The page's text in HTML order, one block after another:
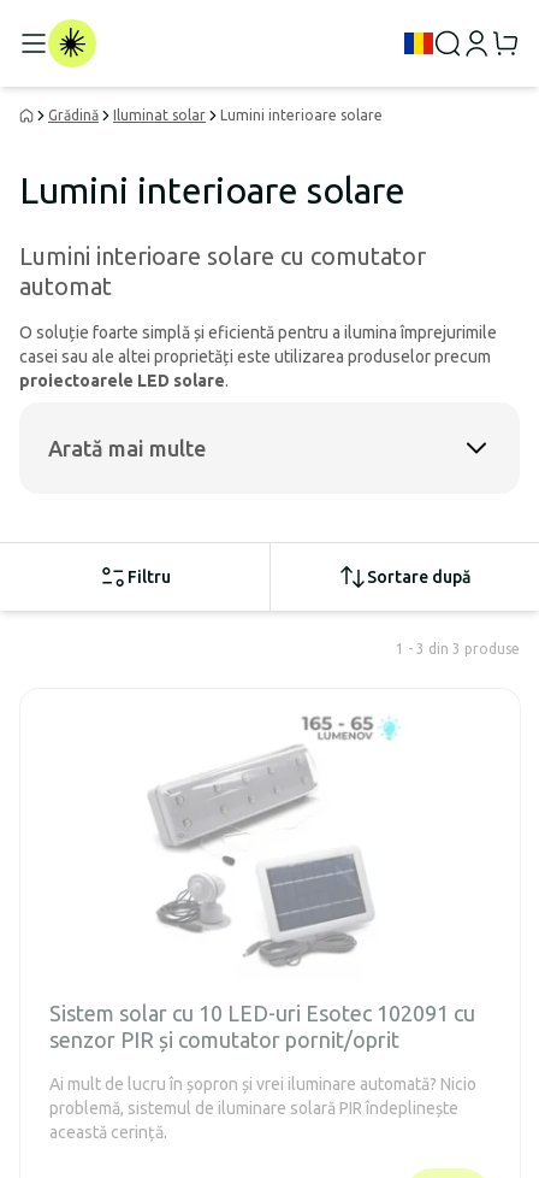
Grădină Iluminat solar Lumini interioare solare
Lumini interioare solare
Lumini interioare solare cu comutator
automat
O soluție foarte simplă și eficientă pentru a ilumina împrejurimile
casei sau ale altei proprietăți este utilizarea produselor precum
proiectoarele LED solare.
Arată mai multe
Filtru Sortare după
1 - 3 din 3 produse
Sistem solar cu 10 LED-uri Esotec 102091 cu
senzor PIR și comutator pornit/oprit
Ai mult de lucru în șopron și vrei iluminare automată? Nicio
problemă, sistemul de iluminare solară PIR îndeplinește
această cerință.